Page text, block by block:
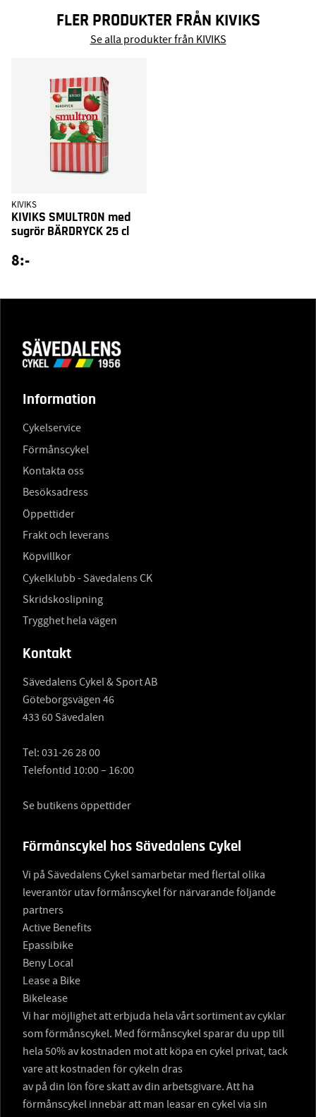
FLER PRODUKTER FRÅN KIVIKS
Se alla produkter från KIVIKS
KIVIKS
KIVIKS SMULTRON med
sugrör BÄRDRYCK 25 cl
8:-
Information
Cykelservice
Förmånscykel
Kontakta oss
Besöksadress
Öppettider
Frakt och leverans
Köpvillkor
Cykelklubb - Sävedalens CK
Skridskoslipning
Trygghet hela vägen
Kontakt
Sävedalens Cykel & Sport AB
Göteborgsvägen 46
433 60 Sävedalen
Tel: 031-26 28 00
Telefontid 10:00 – 16:00
Se butikens öppettider
Förmånscykel hos Sävedalens Cykel
Vi på Sävedalens Cykel samarbetar med flertal olika
leverantör utav förmånscykel för närvarande följande
partners
Active Benefits
Epassibike
Beny Local
Lease a Bike
Bikelease
Vi har möjlighet att erbjuda hela vårt sortiment av cyklar
som förmånscykel. Med förmånscykel sparar du upp till
hela 50% av kostnaden mot att köpa en cykel privat, tack
vare att kostnaden för cykeln dras
av på din lön före skatt av din arbetsgivare. Att ha
förmånscykel innebär att man leasar en cykel via sin